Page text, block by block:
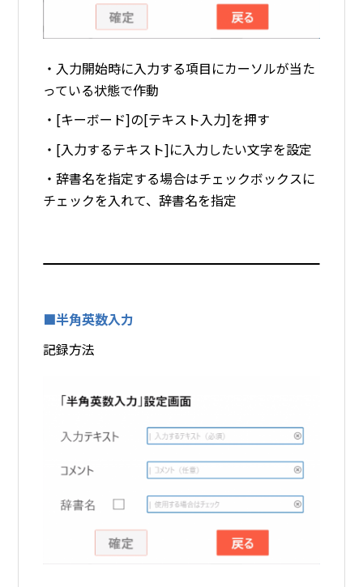
・入力開始時に入力する項目にカーソルが当た
っている状態で作動
・[キーボード]の[テキスト入力]を押す
・[入力するテキスト]に入力したい文字を設定
・辞書名を指定する場合はチェックボックスに
チェックを入れて、辞書名を指定
■半角英数入力
記録方法